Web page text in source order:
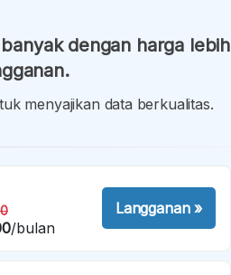
dengan harga lebih
menyajikan data berkualitas.
/bulan
Langganan»